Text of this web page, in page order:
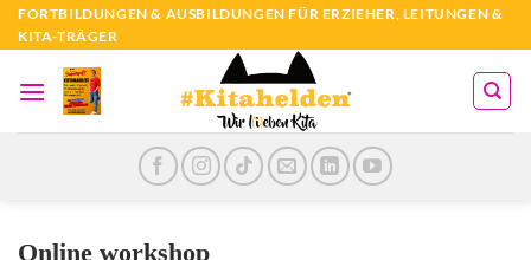
Zum
Inhalt
springen
FORTBILDUNGEN & AUSBILDUNGEN FÜR ERZIEHER, LEITUNGEN &
KITA-TRÄGER
Online workshop